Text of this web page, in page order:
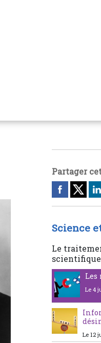
Partager
Science
Le
Les
Le 4
Le 12